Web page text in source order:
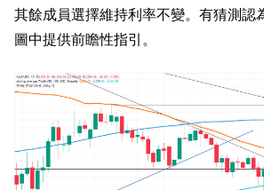
其餘成員選擇維持利率不變。有猜測認
圖中提供前瞻性指引。